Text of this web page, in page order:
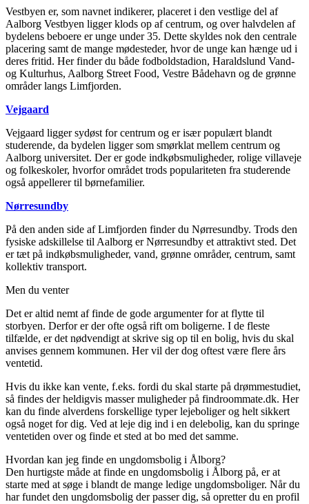
Vestbyen er, som navnet indikerer, placeret i den vestlige del af
Aalborg Vestbyen ligger klods op af centrum, og over halvdelen af
bydelens beboere er unge under 35. Dette skyldes nok den centrale
placering samt de mange mødesteder, hvor de unge kan hænge ud i
deres fritid. Her finder du både fodboldstadion, Haraldslund Vand-
og Kulturhus, Aalborg Street Food, Vestre Bådehavn og de grønne
områder langs Limfjorden.
Vejgaard
Vejgaard ligger sydøst for centrum og er især populært blandt
studerende, da bydelen ligger som smørklat mellem centrum og
Aalborg universitet. Der er gode indkøbsmuligheder, rolige villaveje
og folkeskoler, hvorfor området trods populariteten fra studerende
også appellerer til børnefamilier.
Nørresundby
På den anden side af Limfjorden finder du Nørresundby. Trods den
fysiske adskillelse til Aalborg er Nørresundby et attraktivt sted. Det
er tæt på indkøbsmuligheder, vand, grønne områder, centrum, samt
kollektiv transport.
Men du venter
Det er altid nemt af finde de gode argumenter for at flytte til
storbyen. Derfor er der ofte også rift om boligerne. I de fleste
tilfælde, er det nødvendigt at skrive sig op til en bolig, hvis du skal
anvises gennem kommunen. Her vil der dog oftest være flere års
ventetid.
Hvis du ikke kan vente, f.eks. fordi du skal starte på drømmestudiet,
så findes der heldigvis masser muligheder på findroommate.dk. Her
kan du finde alverdens forskellige typer lejeboliger og helt sikkert
også noget for dig. Ved at leje dig ind i en delebolig, kan du springe
ventetiden over og finde et sted at bo med det samme.
Hvordan kan jeg finde en ungdomsbolig i Ålborg?
Den hurtigste måde at finde en ungdomsbolig i Ålborg på, er at
starte med at søge i blandt de mange ledige ungdomsboliger. Når du
har fundet den ungdomsbolig der passer dig, så opretter du en profil